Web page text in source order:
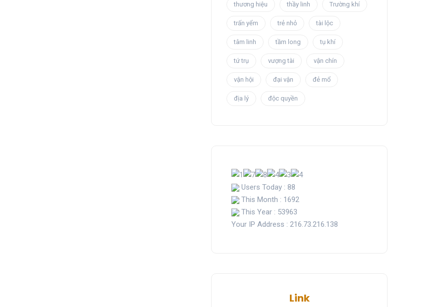
thương hiệu thầy linh Trường khí
trấn yểm trẻ nhỏ tài lộc
tâm linh tầm long tụ khí
tứ trụ vượng tài vận chín
vận hội đại vận đẻ mổ
địa lý độc quyền
Users Today : 88
This Month : 1692
This Year : 53963
Your IP Address : 216.73.216.138
Link